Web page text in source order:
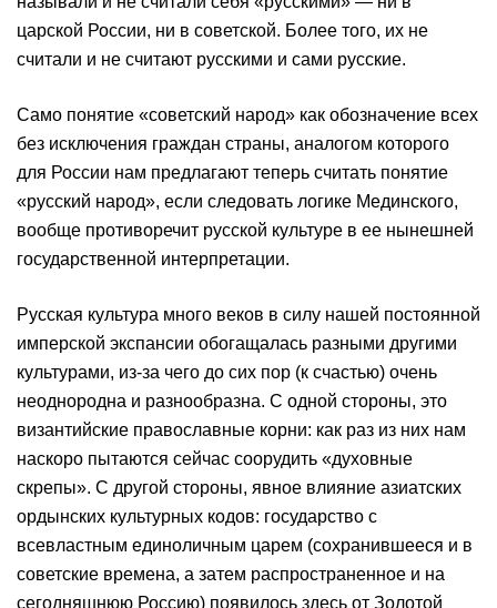
царской России, ни в советской. Более того, их не
считали и не считают русскими и сами русские.
Само понятие «советский народ» как обозначение всех
без исключения граждан страны, аналогом которого
для России нам предлагают теперь считать понятие
«русский народ», если следовать логике Мединского,
вообще противоречит русской культуре в ее нынешней
государственной интерпретации.
Русская культура много веков в силу нашей постоянной
имперской экспансии обогащалась разными другими
культурами, из-за чего до сих пор (к счастью) очень
неоднородна и разнообразна. С одной стороны, это
византийские православные корни: как раз из них нам
наскоро пытаются сейчас соорудить «духовные
скрепы». С другой стороны, явное влияние азиатских
ордынских культурных кодов: государство с
всевластным единоличным царем (сохранившееся и в
советские времена, а затем распространенное и на
сегодняшнюю Россию) появилось здесь от Золотой